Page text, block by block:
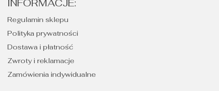
INFORMACJE:
Regulamin sklepu
Polityka prywatności
Dostawa i płatność
Zwroty i reklamacje
Zamówienia indywidualne